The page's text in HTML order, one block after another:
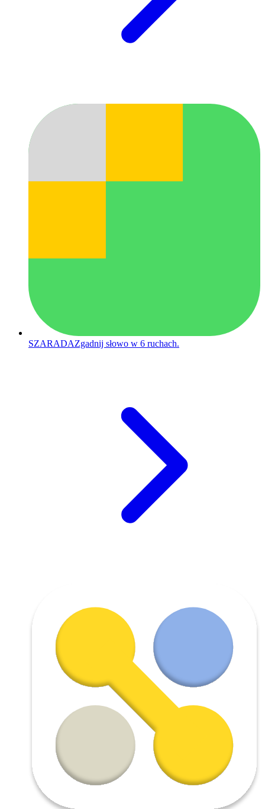
SZARADAZgadnij słowo w 6 ruchach.